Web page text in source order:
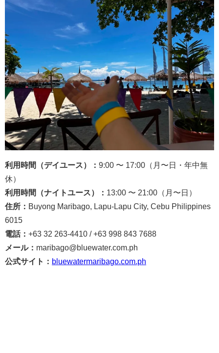
利用時間（デイユース）： 9:00 〜 17:00（月〜日・年中無
休）
利用時間（ナイトユース）： 13:00 〜 21:00（月〜日）
住所： Buyong Maribago, Lapu-Lapu City, Cebu Philippines
6015
電話： +63 32 263-4410 / +63 998 843 7688
メール： maribago@bluewater.com.ph
公式サイト： bluewatermaribago.com.ph